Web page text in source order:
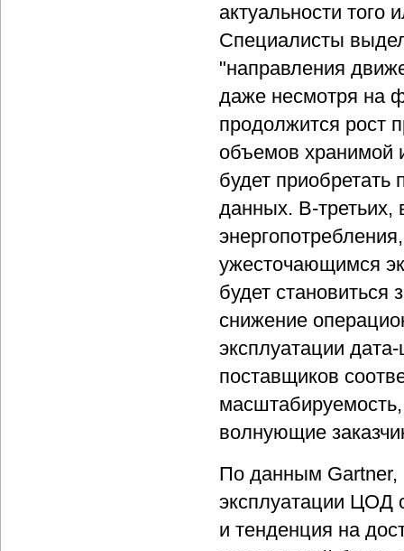
актуальности того
Специалисты
"направления
даже несмотря на
продолжится рост
объемов хранимой
будет
данных. В-третьих,
ужесточающимся
будет
снижение
эксплуатации
поставщиков
волнующие
По данным Gartner,
эксплуатации ЦОД
и тенденция на